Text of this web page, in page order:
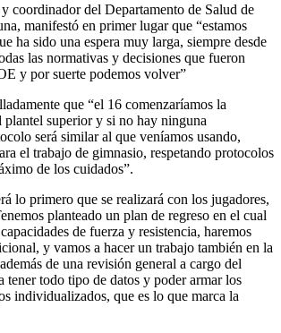
coordinador del Departamento de Salud de
manifestó en primer lugar que “estamos
ha sido una espera muy larga, siempre desde
las normativas y decisiones que fueron
y por suerte podemos volver”
que “el 16 comenzaríamos la
plantel superior y si no hay ninguna
será similar al que veníamos usando,
el trabajo de gimnasio, respetando protocolos
de los cuidados”.
lo primero que se realizará con los jugadores,
planteado un plan de regreso en el cual
de fuerza y resistencia, haremos
y vamos a hacer un trabajo también en la
de una revisión general a cargo del
tener todo tipo de datos y poder armar los
individualizados, que es lo que marca la